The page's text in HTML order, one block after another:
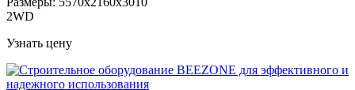
2WD
Узнать цену